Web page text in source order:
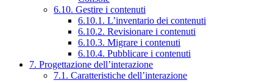
6.10. Gestire i contenuti
6.10.1. L’inventario dei contenuti
6.10.2. Revisionare i contenuti
6.10.3. Migrare i contenuti
6.10.4. Pubblicare i contenuti
7. Progettazione dell’interazione
7.1. Caratteristiche dell’interazione